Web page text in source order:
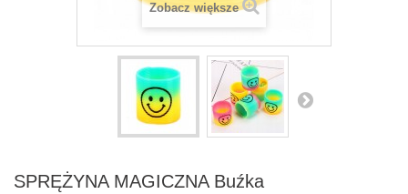
Zobacz większe
SPRĘŻYNA MAGICZNA Buźka